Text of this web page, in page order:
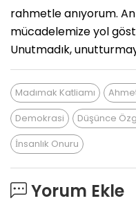
rahmetle anıyorum.
mücadelemize yol
Unutmadık,
Madımak Katliamı
Demokrasi
Düşünce
İnsanlık Onuru
Yorum Ekle